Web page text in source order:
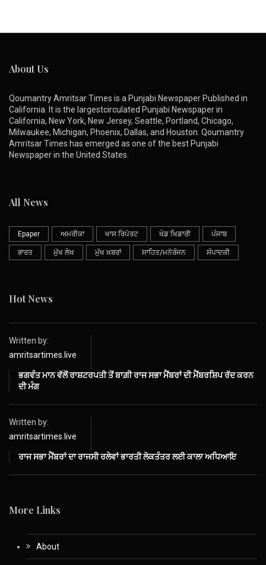
About Us
Qoumantry Amritsar Times is a Punjabi Newspaper Published in
California. It is the largestcirculated Punjabi Newspaper in
California, New York, New Jersey, Seattle, Portland, Chicago,
Milwaukee, Michigan, Phoenix, Dallas, and Houston. Qoumantry
Amritsar Times has emerged as one of the best Punjabi
Newspaper in the United States.
All News
Epaper ਅਮਰੀਕਾ ਖਾਸ ਰਿਪੋਰਟ ਖੇਡ ਖਿਡਾਰੀ ਪੰਜਾਬ
ਭਾਰਤ ਮੁੱਖ ਲੇਖ ਮੁੱਖ ਖ਼ਬਰਾਂ ਸਾਹਿਤ/ਮਨੋਰੰਜਨ ਸੰਪਾਦਕੀ
Hot News
Written by:
amritsartimes.live
ਭਗਵੰਤ ਮਾਨ ਵੱਲੋਂ ਰਾਸ਼ਟਰਪਤੀ ਤੋਂ ਬਾਗ਼ੀ ਰਾਜ ਸਭਾ ਮੈਂਬਰਾਂ ਦੀ ਮੈਂਬਰਸ਼ਿਪ ਰੱਦ ਕਰਨ
ਦੀ ਮੰਗ
Written by:
amritsartimes.live
ਰਾਜ ਸਭਾ ਮੈਂਬਰਾਂ ਦਾ ਰਾਜਸੀ ਰਲੇਵਾਂ ਭਾਰਤੀ ਲੋਕਤੰਤਰ ਲਈ ਕਾਲਾ ਅਧਿਆਇ
More Links
About